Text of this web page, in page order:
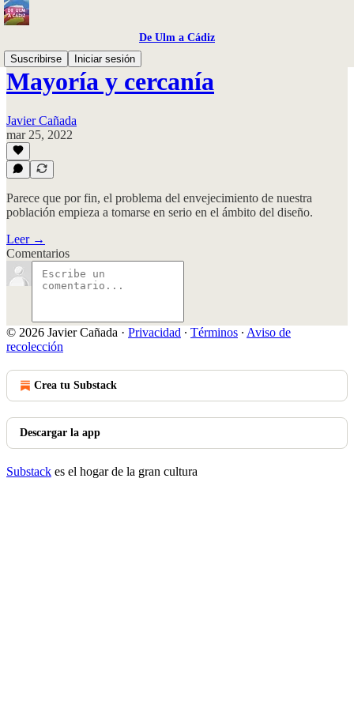
De Ulm a Cádiz
Suscribirse
Iniciar sesión
Mayoría y cercanía
Javier Cañada
mar 25, 2022
Parece que por fin, el problema del envejecimiento de nuestra
población empieza a tomarse en serio en el ámbito del diseño.
Leer →
Comentarios
© 2026 Javier Cañada · Privacidad ∙ Términos ∙ Aviso de
recolección
Crea tu Substack
Descargar la app
Substack es el hogar de la gran cultura